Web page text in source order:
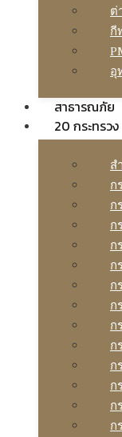
ต่
กี
อุ
สาธารณภัย
20 กระทรวง
สํ
ก
ก
ก
ก
ก
ก
ก
ก
ก
ก
ก
ก
ก